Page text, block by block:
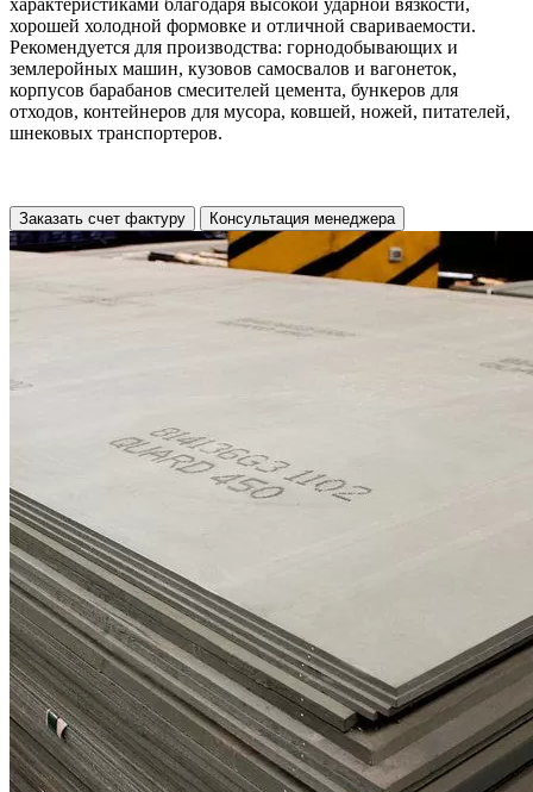
характеристиками благодаря высокой ударной вязкости,
хорошей холодной формовке и отличной свариваемости.
Рекомендуется для производства: горнодобывающих и
землеройных машин, кузовов самосвалов и вагонеток,
корпусов барабанов смесителей цемента, бункеров для
отходов, контейнеров для мусора, ковшей, ножей, питателей,
шнековых транспортеров.
Заказать счет фактуру Консультация менеджера